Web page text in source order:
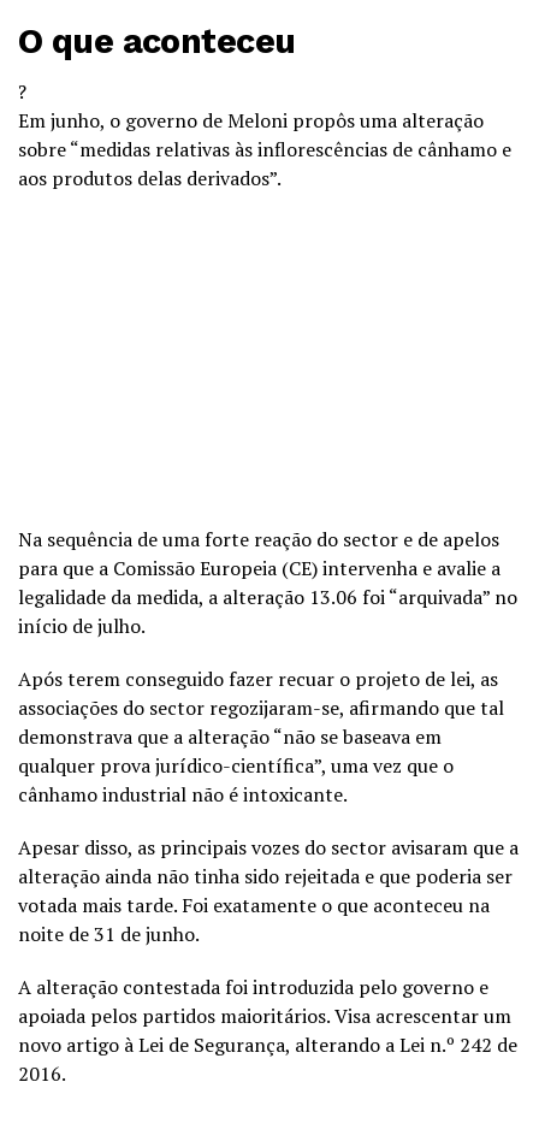
O que aconteceu
?
Em junho, o governo de Meloni propôs uma alteração
sobre “medidas relativas às inflorescências de cânhamo e
aos produtos delas derivados”.
Na sequência de uma forte reação do sector e de apelos
para que a Comissão Europeia (CE) intervenha e avalie a
legalidade da medida, a alteração 13.06 foi “arquivada” no
início de julho.
Após terem conseguido fazer recuar o projeto de lei, as
associações do sector regozijaram-se, afirmando que tal
demonstrava que a alteração “não se baseava em
qualquer prova jurídico-científica”, uma vez que o
cânhamo industrial não é intoxicante.
Apesar disso, as principais vozes do sector avisaram que a
alteração ainda não tinha sido rejeitada e que poderia ser
votada mais tarde. Foi exatamente o que aconteceu na
noite de 31 de junho.
A alteração contestada foi introduzida pelo governo e
apoiada pelos partidos maioritários. Visa acrescentar um
novo artigo à Lei de Segurança, alterando a Lei n.º 242 de
2016.